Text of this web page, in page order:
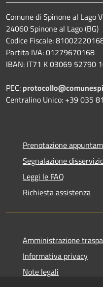
Comune di Spinone al Lago
24060 Spinone al Lago (BG)
Codice Fiscale:
Partita IVA: 01279670168
IBAN: IT71 K 03069 52790
PEC:
Centralino Unico: +39 035
Prenotazione
Segnalazione
Leggi le FAQ
Richiesta assistenza
Amministrazione
Informativa privacy
Note legali